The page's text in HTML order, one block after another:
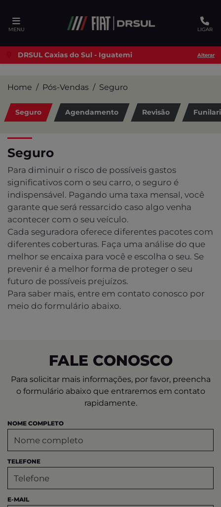
MENU LIGAR
DRSUL Caxias do Sul - Iguatemi Alterar
Home Pós-Vendas Seguro
Agendamento Revisão
Seguro
Seguro
Para diminuir o risco de possíveis gastos
significativos com o seu carro, o seguro é
indispensável. Pagando uma taxa mensal, você
garante que será ressarcido caso algo venha
acontecer com o seu veículo.
Cada seguradora oferece diferentes pacotes com
diferentes coberturas. Faça uma análise do que
melhor se encaixa para você e escolha o seu. Se
prevenir é a melhor forma de proteger o seu
futuro de possíveis prejuízos.
Para saber mais, entre em contato conosco por
meio do formulário abaixo.
FALE CONOSCO
Para solicitar mais informações, por favor, preencha
o formulário abaixo que entraremos em contato
rapidamente.
NOME COMPLETO
TELEFONE
E-MAIL